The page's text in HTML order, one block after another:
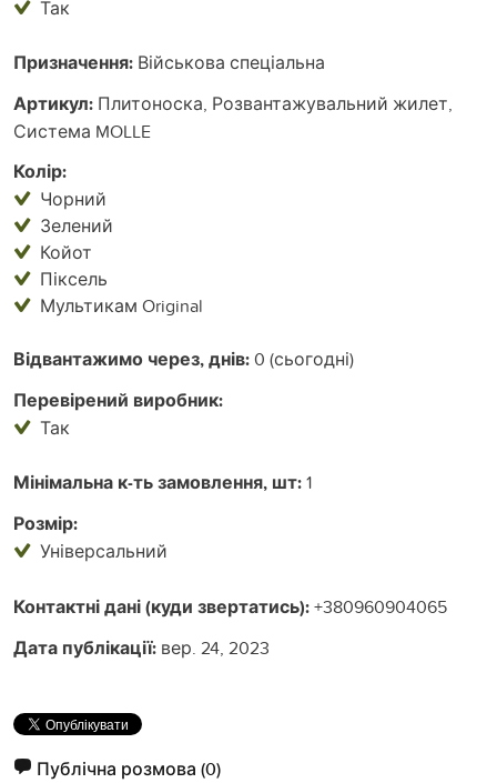
Так
Призначення: Військова спеціальна
Артикул: Плитоноска, Розвантажувальний жилет,
Система MOLLE
Колір:
Чорний
Зелений
Койот
Піксель
Мультикам Original
Відвантажимо через, днів:0 (сьогодні)
Перевірений виробник:
Так
Мінімальна к-ть замовлення, шт:1
Розмір:
Універсальний
Контактні дані (куди звертатись):+380960904065
Дата публікації: вер. 24, 2023
Публічна розмова (0)